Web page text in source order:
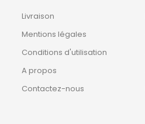
Livraison
Mentions légales
Conditions d'utilisation
A propos
Contactez-nous